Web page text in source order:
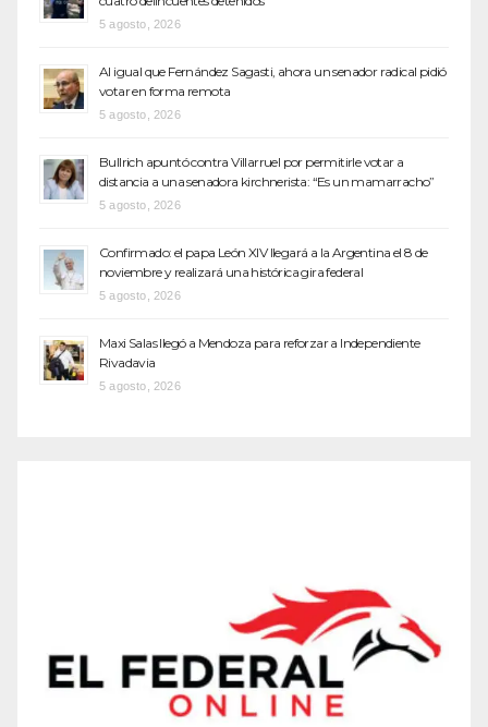
5 agosto, 2026
Al igual que Fernández Sagasti, ahora un senador radical pidió
votar en forma remota
5 agosto, 2026
Bullrich apuntó contra Villarruel por permitirle votar a
distancia a una senadora kirchnerista: “Es un mamarracho”
5 agosto, 2026
Confirmado: el papa León XIV llegará a la Argentina el 8 de
noviembre y realizará una histórica gira federal
5 agosto, 2026
Maxi Salas llegó a Mendoza para reforzar a Independiente
Rivadavia
5 agosto, 2026